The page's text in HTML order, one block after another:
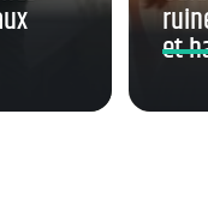
et